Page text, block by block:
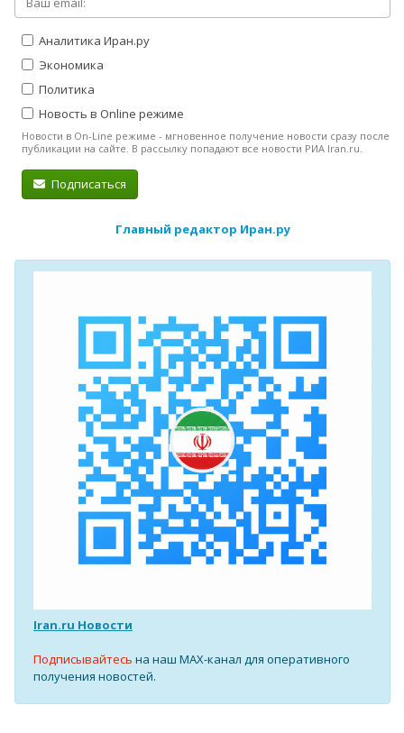
Аналитика Иран.ру
Экономика
Политика
Новость в Online режиме
Новости в On-Line режиме - мгновенное получение новости сразу после
публикации на сайте. В рассылку попадают все новости РИА Iran.ru.
Подписаться
Главный редактор Иран.ру
Iran.ru Новости
Подписывайтесь на наш MAX-канал для оперативного
получения новостей.